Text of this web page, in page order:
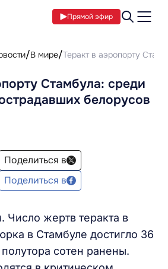
Прямой эфир
В мире Теракт в аэропорту
Стамбула: среди
белорусов
Поделиться в
Поделиться в
Число жертв теракта в
в Стамбуле достигло 36
сотен ранены.